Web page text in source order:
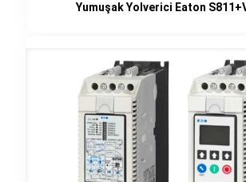
Yumuşak Yolverici Eaton